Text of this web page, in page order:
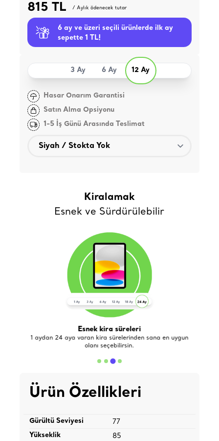
815 TL / Aylık ödenecek tutar
6 ay ve üzeri seçili ürünlerde ilk ay
sepette 1 TL!
3 Ay 6 Ay 12 Ay
Hasar Onarım Garantisi
Satın Alma Opsiyonu
1-5 İş Günü Arasında Teslimat
Kiralamak
Esnek ve Sürdürülebilir
Esnek kira süreleri
1 aydan 24 aya varan kira sürelerinden sana en uygun
olanı seçebilirsin.
Ürün Özellikleri
Gürültü Seviyesi 77
Yükseklik 85